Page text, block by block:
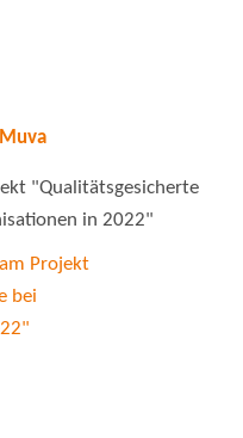
"Qualitätsgesicherte
in 2022"